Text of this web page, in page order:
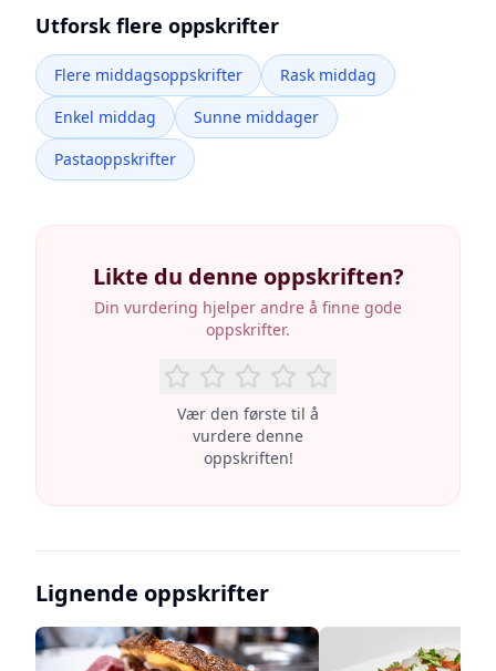
Utforsk flere oppskrifter
Flere middagsoppskrifter
Rask middag
Enkel middag
Sunne middager
Pastaoppskrifter
Likte du denne oppskriften?
Din vurdering hjelper andre å finne gode
oppskrifter.
Vær den første til å
vurdere denne
oppskriften!
Lignende oppskrifter